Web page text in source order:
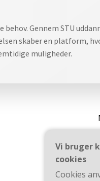
Gennem STU
skaber en platform,
muligheder.
Vi bruger
cookies
Cookies